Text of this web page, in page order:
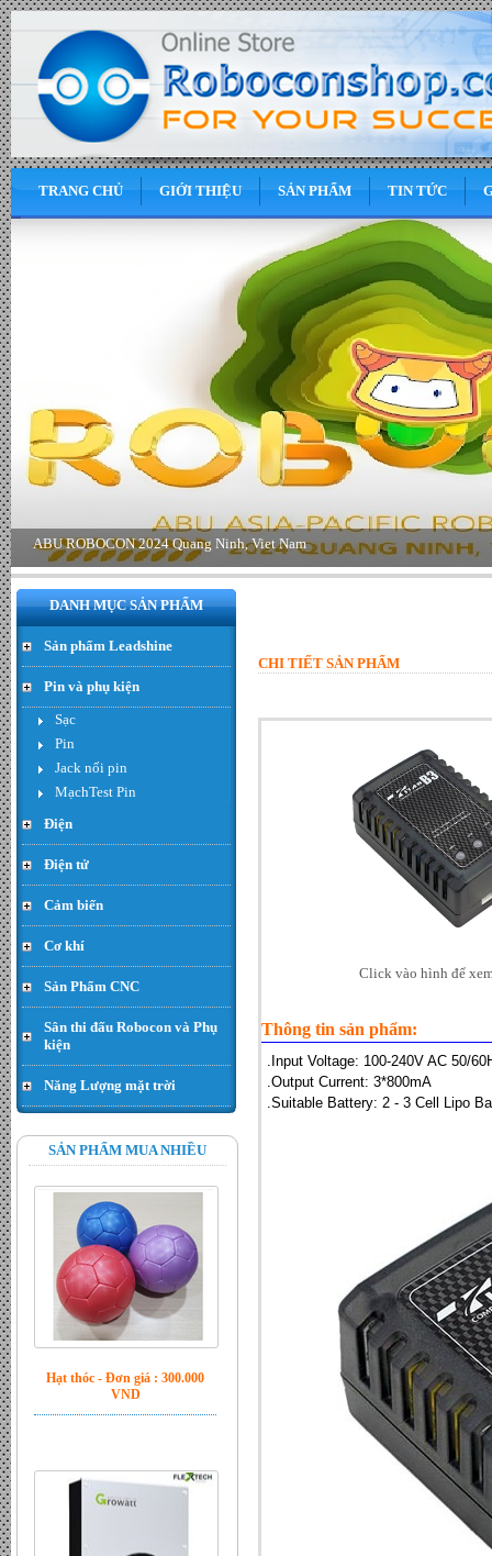
TRANG CHỦ GIỚI THIỆU SẢN PHẨM TIN TỨC
DANH MỤC SẢN PHẨM
Sản phẩm Leadshine
Pin và phụ kiện
Sạc
Pin
Jack nối pin
MạchTest Pin
Điện
Điện tử
Cảm biến
Cơ khí
Sản Phẩm CNC
Sân thi đấu Robocon và Phụ
kiện
Năng Lượng mặt trời
SẢN PHẨM MUA NHIỀU
Động cơ Servo có bộ giảm tốc
rời loại 60W - Đơn giá : 650.000
VND
Động cơ Planet 24V 60w
468rpm encoder 13ppr - Đơn
giá : LiÃªn há»‡
Hạt thóc - Đơn giá : 300.000
VND
CHI TIẾT SẢN PHẨM
Click vào hình để
Thông tin sản phẩm:
.Input Voltage: 100-240V AC 50/
.Output Current: 3*800mA
.Suitable Battery: 2 - 3 Cell Lipo